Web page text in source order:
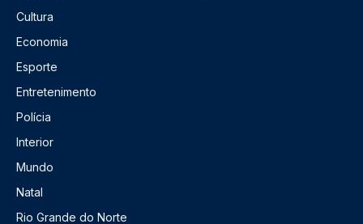
Cultura
Economia
Esporte
Entretenimento
Polícia
Interior
Mundo
Natal
Rio Grande do Norte